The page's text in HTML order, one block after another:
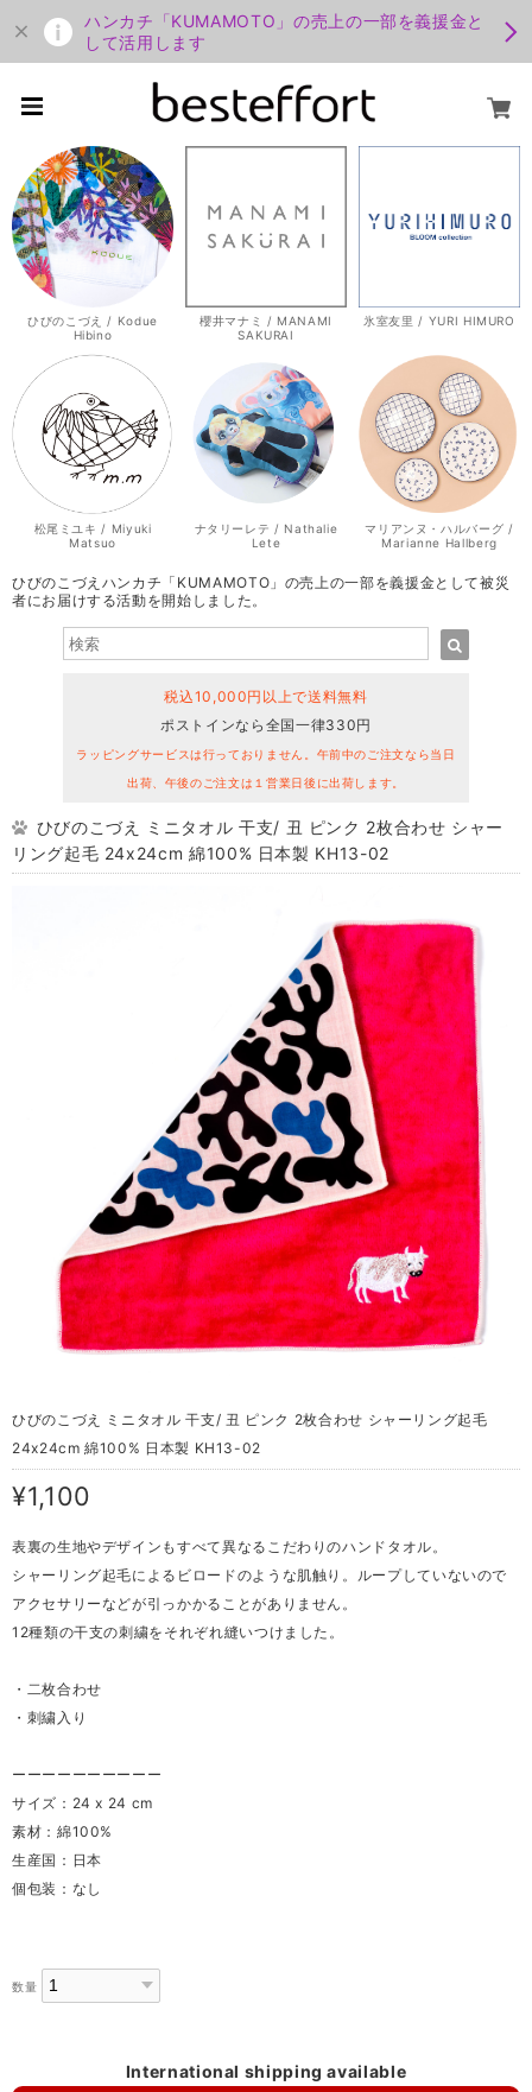
ハンカチ「KUMAMOTO」の売上の一部を義援金と
して活用します
ひびのこづえ / Kodue
Hibino
櫻井マナミ / MANAMI
SAKURAI
氷室友里 / YURI HIMURO
松尾ミユキ / Miyuki
Matsuo
ナタリーレテ / Nathalie
Lete
マリアンヌ・ハルバーグ /
Marianne Hallberg
ひびのこづえハンカチ「KUMAMOTO」の売上の一部を義援金として被災
者にお届けする活動を開始しました。
税込10,000円以上で送料無料
ポストインなら全国一律330円
ラッピングサービスは行っておりません。午前中のご注文なら当日
出荷、午後のご注文は１営業日後に出荷します。
ひびのこづえ ミニタオル 干支/ 丑 ピンク 2枚合わせ シャー
リング起毛 24x24cm 綿100% 日本製 KH13-02
ひびのこづえ ミニタオル 干支/ 丑 ピンク 2枚合わせ シャーリング起毛
24x24cm 綿100% 日本製 KH13-02
¥1,100
表裏の生地やデザインもすべて異なるこだわりのハンドタオル。
シャーリング起毛によるビロードのような肌触り。ループしていないので
アクセサリーなどが引っかかることがありません。
12種類の干支の刺繍をそれぞれ縫いつけました。
・二枚合わせ
・刺繍入り
ーーーーーーーーーー
サイズ：24 x 24 cm
素材：綿100%
生産国：日本
個包装：なし
数量
International shipping available